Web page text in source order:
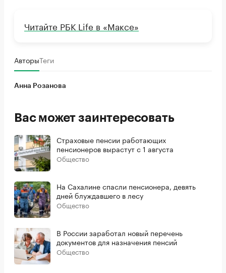
Читайте РБК Life в «Максе»
АвторыТеги
Анна Розанова
Вас может заинтересовать
Страховые пенсии работающих
пенсионеров вырастут с 1 августа
Общество
На Сахалине спасли пенсионера, девять
дней блуждавшего в лесу
Общество
В России заработал новый перечень
документов для назначения пенсий
Общество